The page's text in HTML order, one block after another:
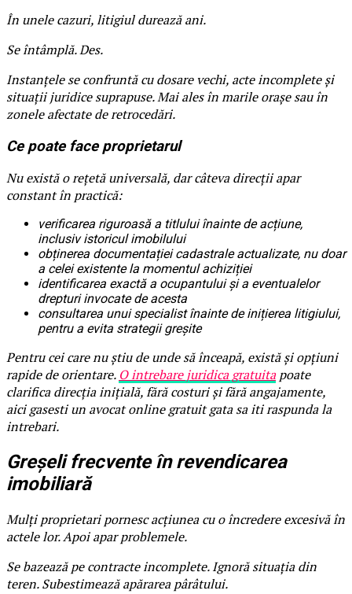
În unele cazuri, litigiul durează ani.
Se întâmplă. Des.
Instanțele se confruntă cu dosare vechi, acte incomplete și
situații juridice suprapuse. Mai ales în marile orașe sau în
zonele afectate de retrocedări.
Ce poate face proprietarul
Nu există o rețetă universală, dar câteva direcții apar
constant în practică:
verificarea riguroasă a titlului înainte de acțiune,
inclusiv istoricul imobilului
obținerea documentației cadastrale actualizate, nu doar
a celei existente la momentul achiziției
identificarea exactă a ocupantului și a eventualelor
drepturi invocate de acesta
consultarea unui specialist înainte de inițierea litigiului,
pentru a evita strategii greșite
Pentru cei care nu știu de unde să înceapă, există și opțiuni
rapide de orientare. O intrebare juridica gratuitapoate
clarifica direcția inițială, fără costuri și fără angajamente,
aici gasesti un avocat online gratuit gata sa iti raspunda la
intrebari.
Greșeli frecvente în revendicarea
imobiliară
Mulți proprietari pornesc acțiunea cu o încredere excesivă în
actele lor. Apoi apar problemele.
Se bazează pe contracte incomplete. Ignoră situația din
teren. Subestimează apărarea pârâtului.